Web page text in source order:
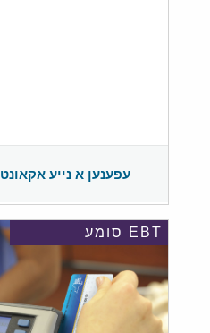
עפענען א נייע אקאונט
EBT סומע